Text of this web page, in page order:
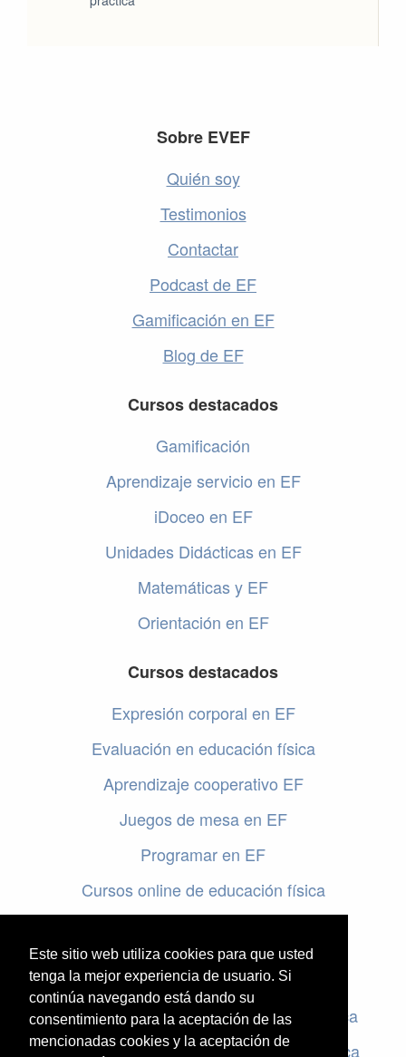
Este sitio web utiliza cookies para que usted
tenga la mejor experiencia de usuario. Si
continúa navegando está dando su
consentimiento para la aceptación de las
mencionadas cookies y la aceptación de
Sobre EVEF
Quién soy
Testimonios
Contactar
Podcast de EF
Gamificación en EF
Blog de EF
Cursos destacados
Gamificación
Aprendizaje servicio en EF
iDoceo en EF
Unidades Didácticas en EF
Matemáticas y EF
Orientación en EF
Cursos destacados
Expresión corporal en EF
Evaluación en educación física
Aprendizaje cooperativo EF
Juegos de mesa en EF
Programar en EF
Cursos online de educación física
Evaluación en educación física
Criterios de evaluación en educación física
Rúbricas de evaluación en educación física